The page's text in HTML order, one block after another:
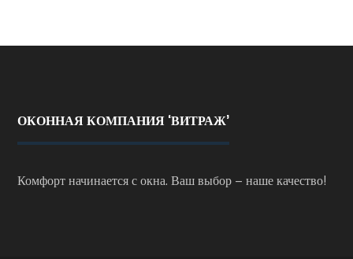
ОКОННАЯ КОМПАНИЯ ‘ВИТРАЖ’
Комфорт начинается с окна. Ваш выбор – наше качество!